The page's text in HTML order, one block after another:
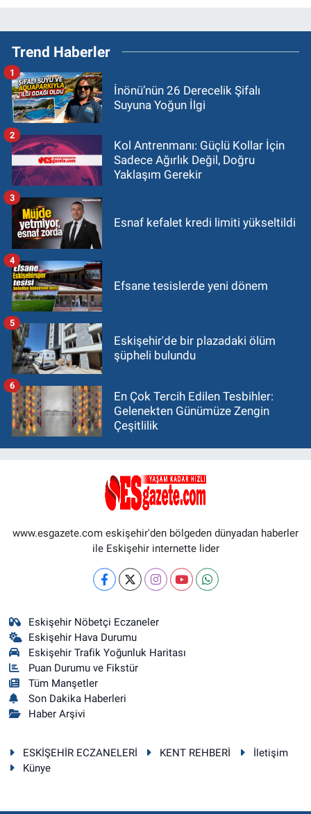
Trend Haberler
İnönü’nün 26 Derecelik Şifalı
Suyuna Yoğun İlgi
1
Kol Antrenmanı: Güçlü Kollar İçin
Sadece Ağırlık Değil, Doğru
Yaklaşım Gerekir
2
Esnaf kefalet kredi limiti yükseltildi
3
Efsane tesislerde yeni dönem
4
Eskişehir'de bir plazadaki ölüm
şüpheli bulundu
5
En Çok Tercih Edilen Tesbihler:
Gelenekten Günümüze Zengin
Çeşitlilik
6
www.esgazete.com eskişehir'den bölgeden dünyadan haberler
ile Eskişehir internette lider
Eskişehir Nöbetçi Eczaneler
Eskişehir Hava Durumu
Eskişehir Trafik Yoğunluk Haritası
Puan Durumu ve Fikstür
Tüm Manşetler
Son Dakika Haberleri
Haber Arşivi
ESKİŞEHİR ECZANELERİ KENT REHBERİ
İletişim
Künye